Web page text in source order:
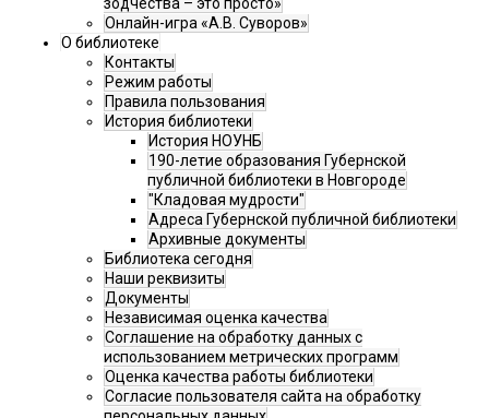
зодчества – это просто»
Онлайн-игра «А.В. Суворов»
О библиотеке
Контакты
Режим работы
Правила пользования
История библиотеки
История НОУНБ
190-летие образования Губернской
публичной библиотеки в Новгороде
"Кладовая мудрости"
Адреса Губернской публичной библиотеки
Архивные документы
Библиотека сегодня
Наши реквизиты
Документы
Независимая оценка качества
Соглашение на обработку данных с
использованием метрических программ
Оценка качества работы библиотеки
Согласие пользователя сайта на обработку